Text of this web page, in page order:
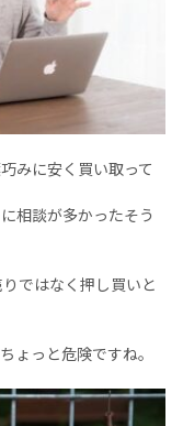
みに安く買い取って
相談が多かったそう
ではなく押し買いと
ょっと危険ですね。